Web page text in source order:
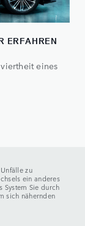
ERFAHREN
eines
zu
ein anderes
System Sie durch
sich nähernden